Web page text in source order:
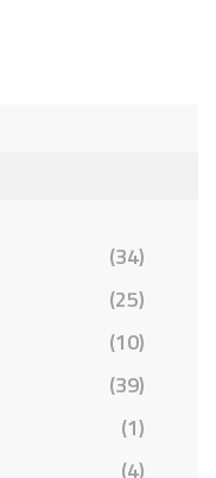
(34)
(25)
(10)
(39)
(1)
(4)